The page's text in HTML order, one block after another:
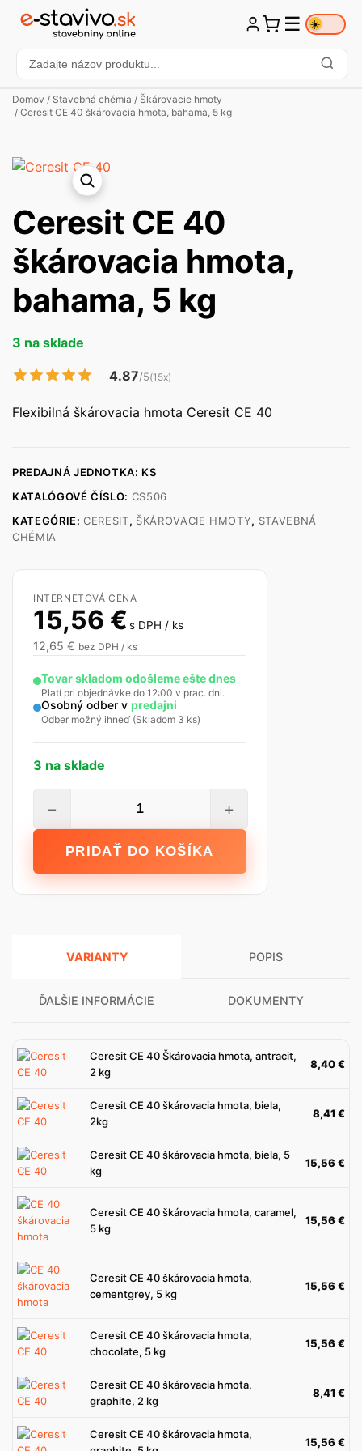
☰ ☀️
Domov / Stavebná chémia / Škárovacie hmoty
/ Ceresit CE 40 škárovacia hmota, bahama, 5 kg
Ceresit CE 40
škárovacia hmota,
bahama, 5 kg
3 na sklade
4.87/5(15x)
Flexibilná škárovacia hmota Ceresit CE 40
PREDAJNÁ JEDNOTKA: KS
KATALÓGOVÉ ČÍSLO: CS506
KATEGÓRIE:CERESIT, ŠKÁROVACIE HMOTY, STAVEBNÁ
CHÉMIA
INTERNETOVÁ CENA
15,56 € s DPH / ks
12,65 € bez DPH / ks
Tovar skladom odošleme ešte dnes
Platí pri objednávke do 12:00 v prac. dni.
Osobný odber v predajni
Odber možný ihneď (Skladom 3 ks)
3 na sklade
škárovacia
− +
PRIDAŤ DO KOŠÍKA
VARIANTY POPIS
ĎALŠIE INFORMÁCIE DOKUMENTY
Ceresit CE 40 Škárovacia hmota, antracit,
2 kg
8,40€
Ceresit CE 40 škárovacia hmota, biela,
2kg
8,41 €
Ceresit CE 40 škárovacia hmota, biela, 5
kg
15,56€
Ceresit CE 40 škárovacia hmota, caramel,
5 kg
15,56€
Ceresit CE 40 škárovacia hmota,
cementgrey, 5 kg
15,56€
Ceresit CE 40 škárovacia hmota,
chocolate, 5 kg
15,56€
Ceresit CE 40 škárovacia hmota,
graphite, 2 kg
8,41 €
Ceresit CE 40 škárovacia hmota,
15,56€